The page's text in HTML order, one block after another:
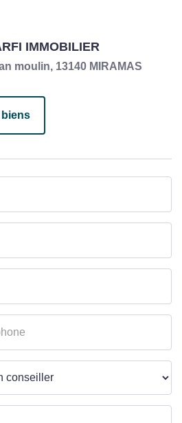
RUDY
charge du bien
biens
IMMOBILIER
moulin, 13140 MIRAMAS
biens